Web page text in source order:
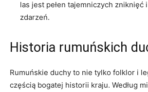
⁢las jest pełen tajemniczych zniknięć
zdarzeń.
Historia rumuńskich
Rumuńskie duchy to nie tylko folklor i
częścią bogatej historii kraju. Według​